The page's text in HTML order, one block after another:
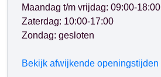
Maandag t/m vrijdag: 09:00-18:00
Zaterdag: 10:00-17:00
Zondag: gesloten
Bekijk afwijkende openingstijden